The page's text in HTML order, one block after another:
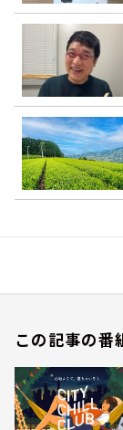
この記事の番